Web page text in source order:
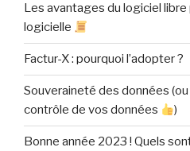
Les avantages du logiciel
logicielle
Factur-X : pourquoi l’adopter ?
Souveraineté des données
contrôle de vos données
)
Bonne année 2023 ! Quels